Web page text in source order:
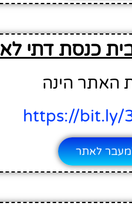
כנסת דתי
האתר הינה
https://bit.ly/
לאתר